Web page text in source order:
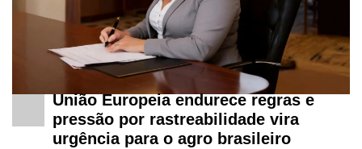
União Europeia endurece regras e
pressão por rastreabilidade vira
urgência para o agro brasileiro